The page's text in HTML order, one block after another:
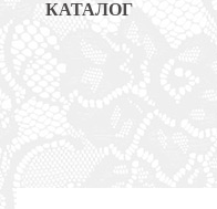
КАТАЛОГ